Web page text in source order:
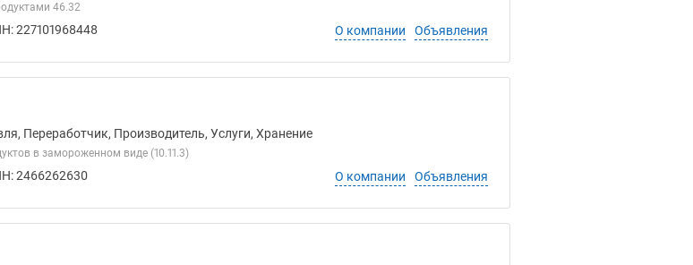
46.32
227101968448 О компании Объявления
Переработчик, Производитель, Услуги, Хранение
в замороженном виде (10.11.3)
2466262630 О компании Объявления